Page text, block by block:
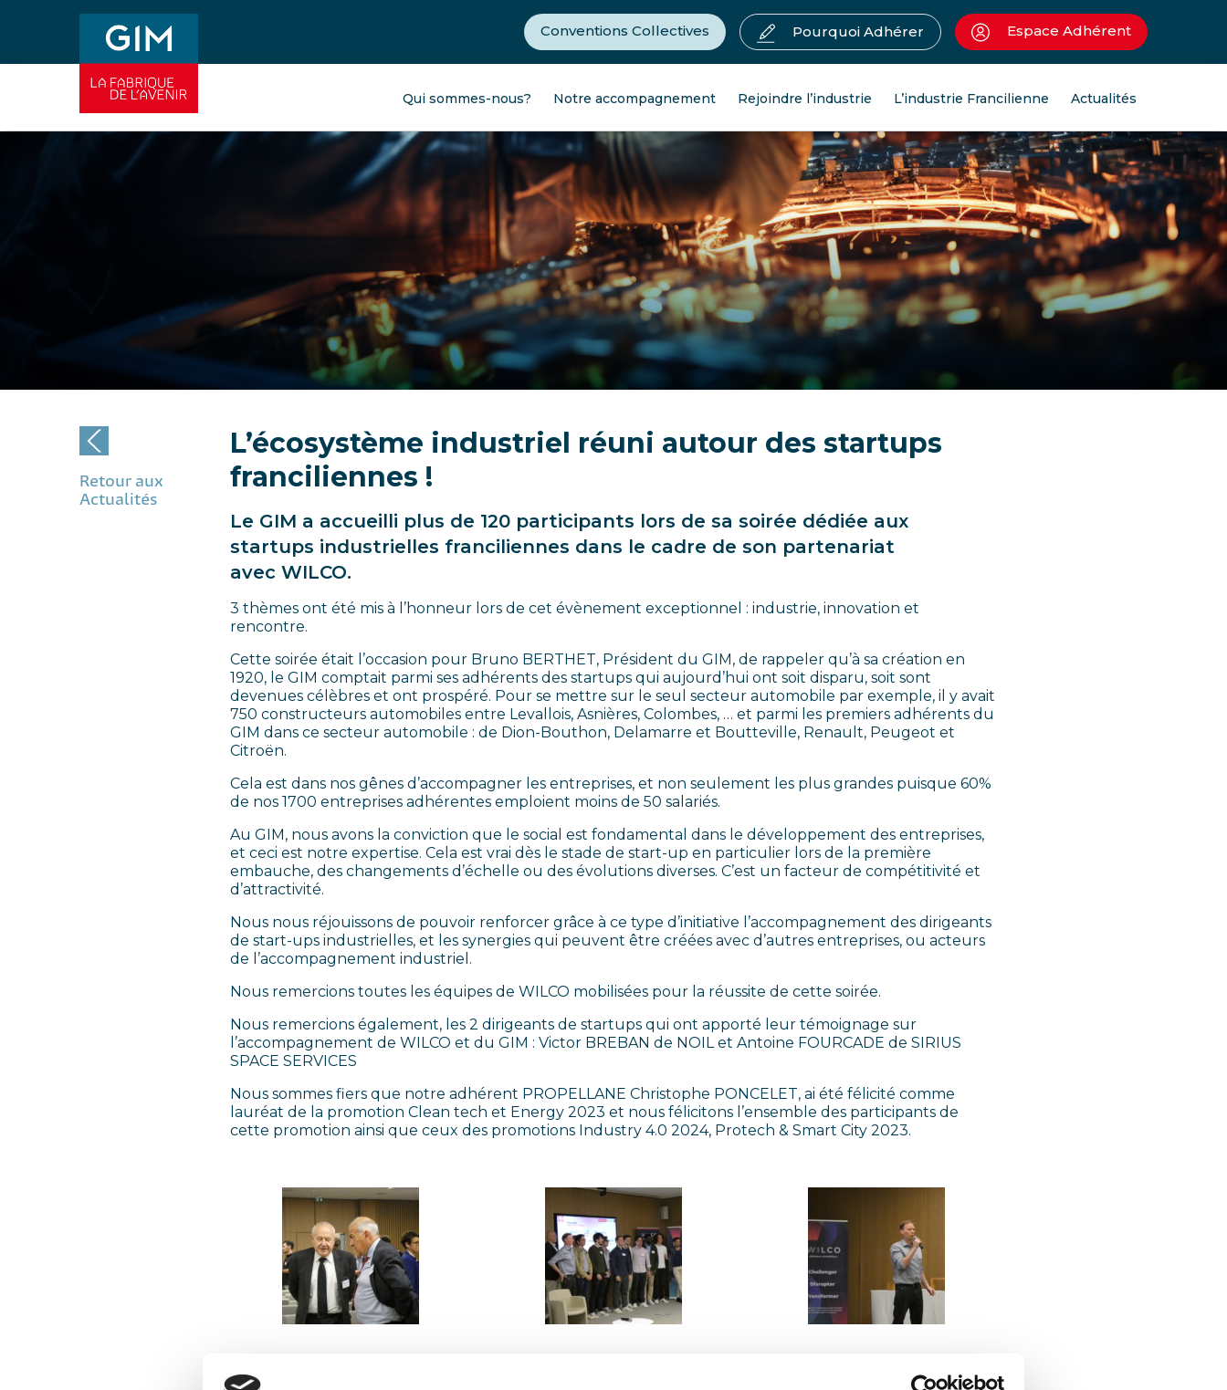
Conventions Collectives Pourquoi Adhérer Espace Adhérent
Qui sommes-nous? Notre accompagnement Rejoindre l’industrie L’industrie Francilienne Actualités
Retour aux
Actualités
L’écosystème industriel réuni autour des startups
franciliennes !
Le GIM a accueilli plus de 120 participants lors de sa soirée dédiée aux
startups industrielles franciliennes dans le cadre de son partenariat
avec WILCO.
3 thèmes ont été mis à l’honneur lors de cet évènement exceptionnel : industrie, innovation et
rencontre.
Cette soirée était l’occasion pour Bruno BERTHET, Président du GIM, de rappeler qu’à sa création en
1920, le GIM comptait parmi ses adhérents des startups qui aujourd’hui ont soit disparu, soit sont
devenues célèbres et ont prospéré. Pour se mettre sur le seul secteur automobile par exemple, il y avait
750 constructeurs automobiles entre Levallois, Asnières, Colombes, … et parmi les premiers adhérents du
GIM dans ce secteur automobile : de Dion-Bouthon, Delamarre et Boutteville, Renault, Peugeot et
Citroën.
Cela est dans nos gênes d’accompagner les entreprises, et non seulement les plus grandes puisque 60%
de nos 1700 entreprises adhérentes emploient moins de 50 salariés.
Au GIM, nous avons la conviction que le social est fondamental dans le développement des entreprises,
et ceci est notre expertise. Cela est vrai dès le stade de start-up en particulier lors de la première
embauche, des changements d’échelle ou des évolutions diverses. C’est un facteur de compétitivité et
d’attractivité.
Nous nous réjouissons de pouvoir renforcer grâce à ce type d’initiative l’accompagnement des dirigeants
de start-ups industrielles, et les synergies qui peuvent être créées avec d’autres entreprises, ou acteurs
de l’accompagnement industriel.
Nous remercions toutes les équipes de WILCO mobilisées pour la réussite de cette soirée.
Nous remercions également, les 2 dirigeants de startups qui ont apporté leur témoignage sur
l’accompagnement de WILCO et du GIM : Victor BREBAN de NOIL et Antoine FOURCADE de SIRIUS
SPACE SERVICES
Nous sommes fiers que notre adhérent PROPELLANE Christophe PONCELET, ai été félicité comme
lauréat de la promotion Clean tech et Energy 2023 et nous félicitons l’ensemble des participants de
cette promotion ainsi que ceux des promotions Industry 4.0 2024, Protech & Smart City 2023.